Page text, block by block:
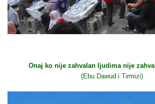
Onaj ko nije zahvalan ljudima nije
(Ebu Dawud i Tirmizi)